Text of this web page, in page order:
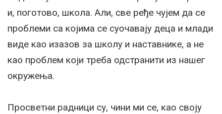
и, поготово, школа. Али, све ређе чујем да се
проблеми са којима се суочавају деца и млади
виде као изазов за школу и наставнике, а не
као проблем који треба одстранити из нашег
окружења.
Просветни радници су, чини ми се, као своју